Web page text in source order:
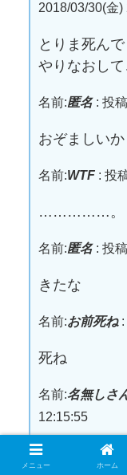
2018/03/30(金)
とりま死ん
やりなおし
名前:匿名: 投
おぞましい
名前:WTF: 投
……………。
名前:匿名: 投
きたな
名前:お前死ね:
死ね
名前:名無しさ
12:15:55
うわw
メニュー ホーム